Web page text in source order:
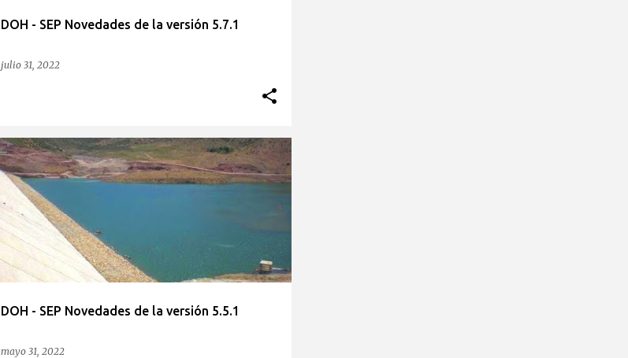
DOH - SEP Novedades de la versión 5.7.1
julio 31, 2022
DOH - SEP Novedades de la versión 5.5.1
mayo 31, 2022